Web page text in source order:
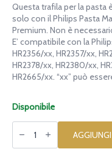
Questa trafila per la pasta
solo con il Philips Pasta
Premium. Non è
E’ compatibile con la
HR2356/xx, HR2357/xx,
HR2378/xx, HR2380/xx,
HR2665/xx. “xx” può
Disponibile
Trafila
Estate